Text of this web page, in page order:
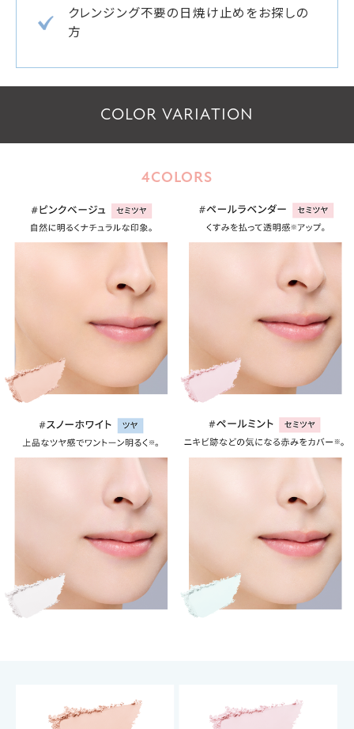
クレンジング不要の日焼け止めをお探しの
方
COLOR VARIATION
4COLORS